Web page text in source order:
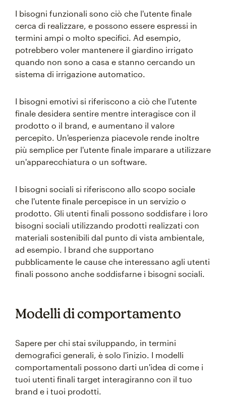
I bisogni funzionali sono ciò che l'utente finale
cerca di realizzare, e possono essere espressi in
termini ampi o molto specifici. Ad esempio,
potrebbero voler mantenere il giardino irrigato
quando non sono a casa e stanno cercando un
sistema di irrigazione automatico.
I bisogni emotivi si riferiscono a ciò che l'utente
finale desidera sentire mentre interagisce con il
prodotto o il brand, e aumentano il valore
percepito. Un'esperienza piacevole rende inoltre
più semplice per l'utente finale imparare a utilizzare
un'apparecchiatura o un software.
I bisogni sociali si riferiscono allo scopo sociale
che l'utente finale percepisce in un servizio o
prodotto. Gli utenti finali possono soddisfare i loro
bisogni sociali utilizzando prodotti realizzati con
materiali sostenibili dal punto di vista ambientale,
ad esempio. I brand che supportano
pubblicamente le cause che interessano agli utenti
finali possono anche soddisfarne i bisogni sociali.
Modelli di comportamento
Sapere per chi stai sviluppando, in termini
demografici generali, è solo l'inizio. I modelli
comportamentali possono darti un'idea di come i
tuoi utenti finali target interagiranno con il tuo
brand e i tuoi prodotti.